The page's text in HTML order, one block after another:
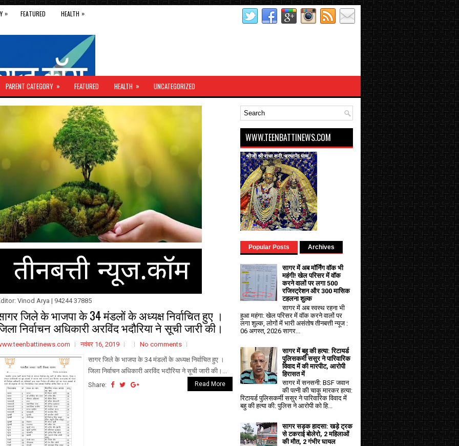
» FEATURED HEALTH »
PARENT CATEGORY » FEATURED HEALTH » UNCATEGORIZED
Vinod Arya | 94244 37885
जिले के भाजपा के 34 मंडलों के अध्यक्ष निर्वाचित हुए ।
निर्वाचन अधिकारी अरविंद भदौरिया ने सूची जारी की।
नवंबर 16, 2019
No comments
सागर जिले के भाजपा के 34 मंडलों के अध्यक्ष निर्वाचित हुए ।
जिला निर्वाचन अधिकारी अरविंद भदौरिया ने सूची जारी की।...
Share:
Read More
WWW.TEENBATTINEWS.COM
Popular Posts Archives
सागर में अब मॉर्निंग वॉक भी
महंगी! खेल परिसर में वॉक
करने वालों पर लगा ₹500
रजिस्ट्रेशन और ₹300 मासिक
टहलना शुल्क
सागर में अब स्वस्थ रहना भी
हुआ महंगा: खेल परिसर में वॉक करने वालों पर
लगा शुल्क, लोगों में भारी असंतोष तीनबत्ती न्यूज :
06 अगस्त, 2026 सागर...
सागर में बहू की हत्या: रिटायर्ड
पुलिसकर्मी ससुर ने पारिवारिक
विवाद में की मारपीट, आरोपी
हिरासत में
सागर में सनसनी: BSF जवान
की पत्नी की चाकू मारकर हत्या:
रिटायर्ड पुलिसकर्मी ससुर ने पारिवारिक विवाद में
बहु की हत्या की: पुलिस ने आरोपी को हि...
सागर सड़क हादसा: खड़े ट्रक
से टकराई बोलेरो, 2 महिलाओं
की मौत, 2 गंभीर घायल